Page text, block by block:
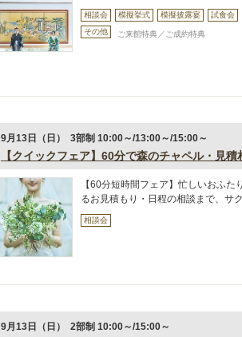
相談会 模擬挙式 模擬披露宴
試食会
その他
ご来館特典／ご成約特典
9月13日（日） 3部制 10:00～/13:00～/15:00～
【クイックフェア】60分で森のチャペル・見
【60分短時間フェア】忙しいおふ
るお見積もり・日程の相談まで、サ
相談会
9月13日（日） 2部制 10:00～/15:00～